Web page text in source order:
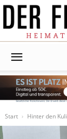
Start
Hinter den